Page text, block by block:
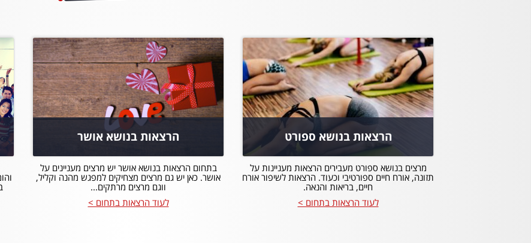
הרצאות בנושא ספורט
מרצים בנושא ספורט מעבירים הרצאות מעניינות על
תזונה, אורח חיים ספורטיבי וכעוד. הרצאות לשיפור אורח
חיים, בריאות והנאה.
לעוד הרצאות בתחום >
הרצאות בנושא אושר
בתחום הרצאות בנושא אושר יש מרצים מעניינים על
אושר. כאן יש גם מרצים מצחיקים למפגש מהנה וקליל,
ווגם מרצים מרתקים...
לעוד הרצאות בתחום >